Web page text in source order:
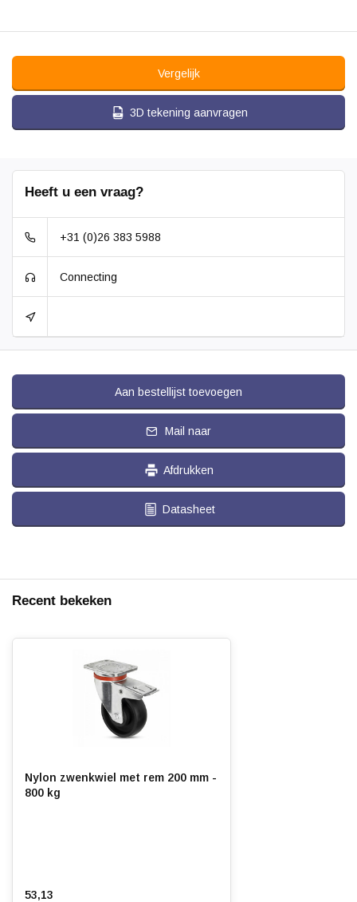
Vergelijk
3D tekening aanvragen
Heeft u een vraag?
+31 (0)26 383 5988
Connecting
Aan bestellijst toevoegen
Mail naar
Afdrukken
Datasheet
Recent bekeken
Nylon zwenkwiel met rem 200 mm -
800 kg
53,13